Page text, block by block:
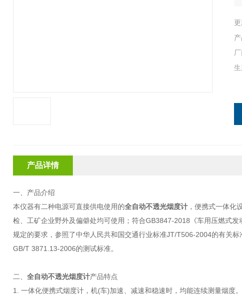
生
产品详情
一、产品介绍
本仪器有二种电源可直接供电使用的全自动不透光烟度计 ，便携式一体化
检、工矿企业野外及偏僻处均可使用；符合GB3847-2018《车用压燃式
规定的要求，参照了中华人民共和国交通行业标准JT/T506-2004的有关
GB/T 3871.13-2006的测试标准。
二、 全自动不透光烟度计产品特点
1. 一体化便携式烟度计，机(车)加速、减速和稳速时，均能连续测量烟度。